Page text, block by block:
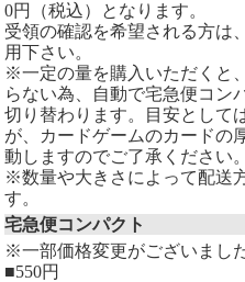
0円（税込）となります。
受領の確認を希望される方は
用下さい。
※一定の量を購入いただくと
らない為、自動で宅急便コン
切り替わります。目安として
が、カードゲームのカードの
動しますのでご了承ください。
※数量や大きさによって配送
す。
宅急便コンパクト
※一部価格変更がございました
■550円